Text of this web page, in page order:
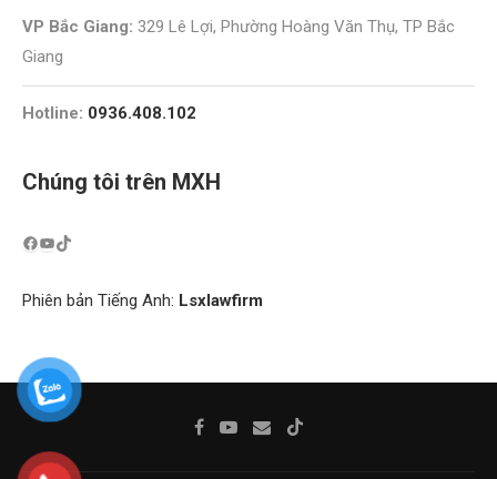
VP Bắc Giang: 329 Lê Lợi, Phường Hoàng Văn Thụ, TP Bắc
Giang
Hotline: 0936.408.102
Chúng tôi trên MXH
Phiên bản Tiếng Anh: Lsxlawfirm